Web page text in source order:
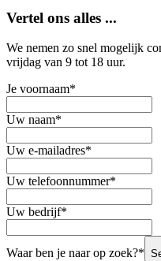
Vertel ons alles ...
We nemen zo snel mogelijk
vrijdag van 9 tot 18 uur.
Je voornaam*
Uw naam*
Uw e-mailadres*
Uw telefoonnummer*
Uw bedrijf*
Waar ben je naar op zoek?*